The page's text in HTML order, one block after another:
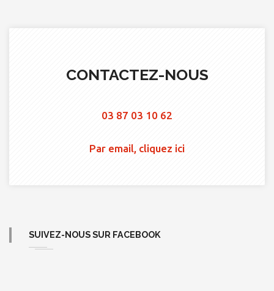
CONTACTEZ-NOUS
03 87 03 10 62
Par email, cliquez ici
SUIVEZ-NOUS SUR FACEBOOK